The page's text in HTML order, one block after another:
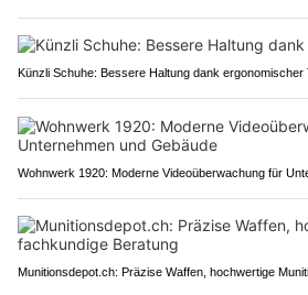
Künzli Schuhe: Bessere Haltung dank ergonomischer
Wohnwerk 1920: Moderne Videoüberwachung für
Munitionsdepot.ch: Präzise Waffen, hochwertige